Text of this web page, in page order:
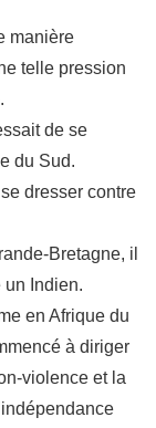
manière
telle pression
de se
du Sud.
dresser contre
Bretagne, il
un Indien.
en Afrique du
à diriger
violence et la